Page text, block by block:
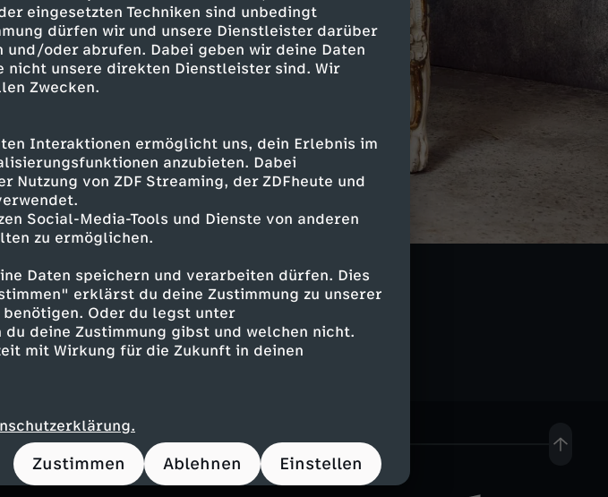
eingesetzten Techniken sind unbedingt
dürfen wir und unsere Dienstleister darüber
oder abrufen. Dabei geben wir deine Daten
unsere direkten Dienstleister sind. Wir
Zwecken.
Interaktionen ermöglicht uns, dein Erlebnis im
anzubieten. Dabei
von ZDF Streaming, der ZDFheute und
Social-Media-Tools und Dienste von anderen
zu ermöglichen.
Daten speichern und verarbeiten dürfen. Dies
erklärst du deine Zustimmung zu unserer
Oder du legst unter
deine Zustimmung gibst und welchen nicht.
mit Wirkung für die Zukunft in deinen
Zustimmen Ablehnen Einstellen